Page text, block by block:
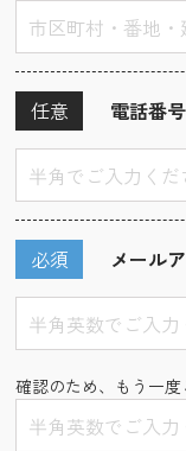
電話番号
任意
メール
必須
確認のため、もう一度